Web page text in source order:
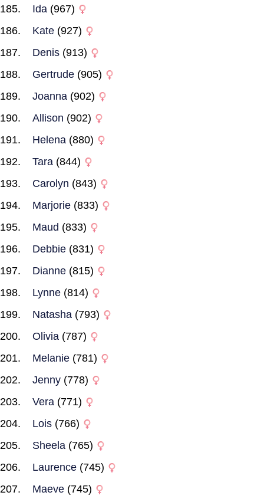
Ida (967)
Kate (927)
Denis (913)
Gertrude (905)
Joanna (902)
Allison (902)
Helena (880)
Tara (844)
Carolyn (843)
Marjorie (833)
Maud (833)
Debbie (831)
Dianne (815)
Lynne (814)
Natasha (793)
Olivia (787)
Melanie (781)
Jenny (778)
Vera (771)
Lois (766)
Sheela (765)
Laurence (745)
Maeve (745)